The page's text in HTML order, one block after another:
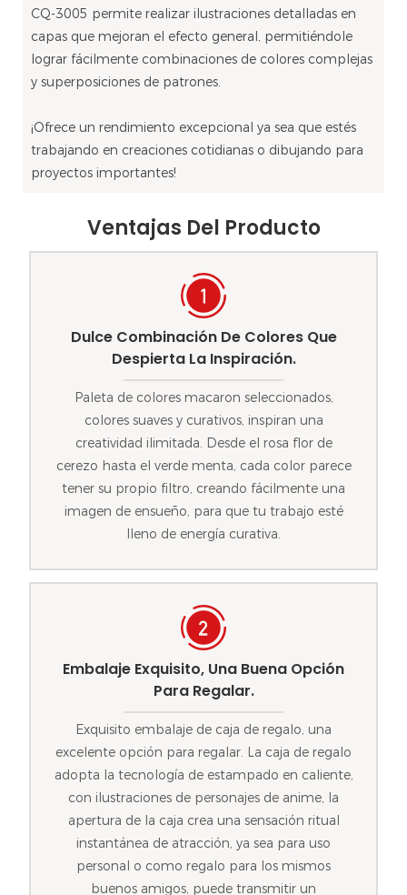
CQ-3005 permite realizar ilustraciones detalladas en
capas que mejoran el efecto general, permitiéndole
lograr fácilmente combinaciones de colores complejas
y superposiciones de patrones.
¡Ofrece un rendimiento excepcional ya sea que estés
trabajando en creaciones cotidianas o dibujando para
proyectos importantes!
Ventajas Del Producto
Dulce Combinación De Colores Que
Despierta La Inspiración.
Paleta de colores macaron seleccionados,
colores suaves y curativos, inspiran una
creatividad ilimitada. Desde el rosa flor de
cerezo hasta el verde menta, cada color parece
tener su propio filtro, creando fácilmente una
imagen de ensueño, para que tu trabajo esté
lleno de energía curativa.
Embalaje Exquisito, Una Buena Opción
Para Regalar.
Exquisito embalaje de caja de regalo, una
excelente opción para regalar. La caja de regalo
adopta la tecnología de estampado en caliente,
con ilustraciones de personajes de anime, la
apertura de la caja crea una sensación ritual
instantánea de atracción, ya sea para uso
personal o como regalo para los mismos
buenos amigos, puede transmitir un